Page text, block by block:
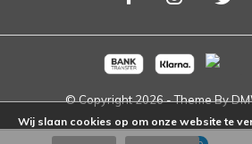
© Copyright2026- Theme By
Wij slaan cookies op om onze website te